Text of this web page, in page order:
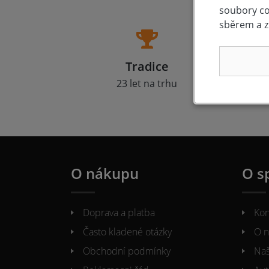
Tradice
23 let na trhu
O nákupu
Doprava a platba
Často kladené otázky
Obchodní podmínky
O
O
soubory
sběrem a